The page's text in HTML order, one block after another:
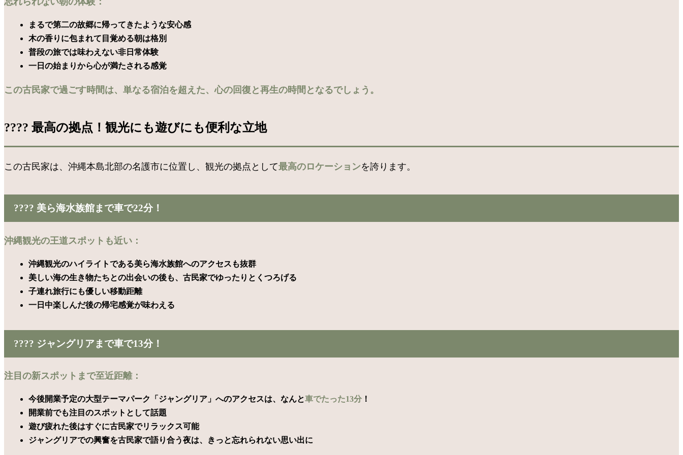
まるで第二の故郷に帰ってきたような安心感
木の香りに包まれて目覚める朝は格別
普段の旅では味わえない非日常体験
一日の始まりから心が満たされる感覚
この古民家で過ごす時間は、単なる宿泊を超えた、心の回復と再生の時間となるでしょう。
???? 最高の拠点！観光にも遊びにも便利な立地
この古民家は、沖縄本島北部の名護市に位置し、観光の拠点として最高のロケーションを誇ります。
???? 美ら海水族館まで車で22分！
沖縄観光の王道スポットも近い：
沖縄観光のハイライトである美ら海水族館へのアクセスも抜群
美しい海の生き物たちとの出会いの後も、古民家でゆったりとくつろげる
子連れ旅行にも優しい移動距離
一日中楽しんだ後の帰宅感覚が味わえる
???? ジャングリアまで車で13分！
注目の新スポットまで至近距離：
今後開業予定の大型テーマパーク「ジャングリア」へのアクセスは、なんと車でたった13分 ！
開業前でも注目のスポットとして話題
遊び疲れた後はすぐに古民家でリラックス可能
ジャングリアでの興奮を古民家で語り合う夜は、きっと忘れられない思い出に